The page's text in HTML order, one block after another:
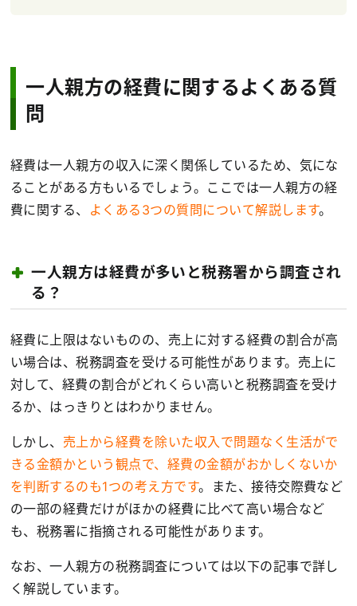
一人親方の経費に関するよくある質
問
経費は一人親方の収入に深く関係しているため、気にな
ることがある方もいるでしょう。ここでは一人親方の経
費に関する、
よくある3つの質問について解説します。
一人親方は経費が多いと税務署から調査され
る？
経費に上限はないものの、売上に対する経費の割合が高
い場合は、税務調査を受ける可能性があります。売上に
対して、経費の割合がどれくらい高いと税務調査を受け
るか、はっきりとはわかりません。
しかし、 売上から経費を除いた収入で問題なく生活がで
きる金額かという観点で、経費の金額がおかしくないか
を判断するのも1つの考え方です。また、接待交際費など
の一部の経費だけがほかの経費に比べて高い場合など
も、税務署に指摘される可能性があります。
なお、一人親方の税務調査については以下の記事で詳し
く解説しています。